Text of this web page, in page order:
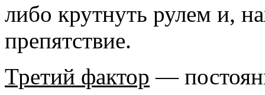
либо крутнуть рулем и,
препятствие.
Третий фактор —